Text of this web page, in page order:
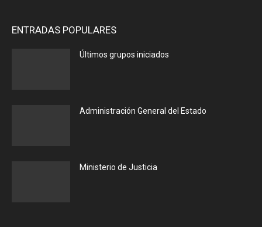
ENTRADAS POPULARES
Últimos grupos iniciados
Administración General del Estado
Ministerio de Justicia